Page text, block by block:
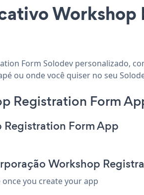
Workshop
Form Solodev personalizado,
ou onde você quiser no seu
Registration Form
Registration Form App
Workshop
you create your app